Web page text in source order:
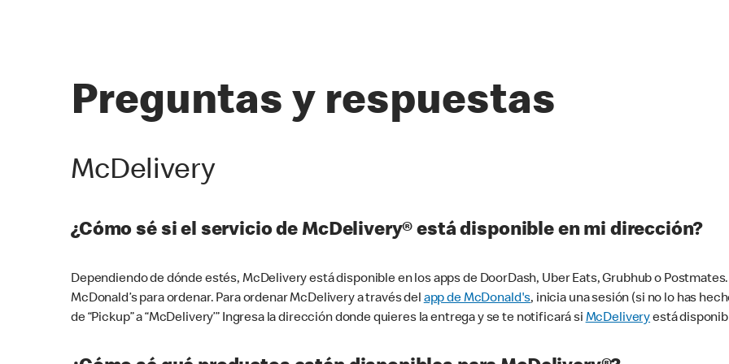
Preguntas y respuestas
McDelivery
¿Cómo sé si el servicio de McDelivery® está disponible en mi dirección?
Dependiendo de dónde estés, McDelivery está disponible en los apps de DoorDash, Uber Eats, Grubhub o
McDonald’s para ordenar. Para ordenar McDelivery a través del app de McDonald's, inicia una sesión (si no lo has
de “Pickup” a “McDelivery’” Ingresa la dirección donde quieres la entrega y se te notificará si McDeliveryestá